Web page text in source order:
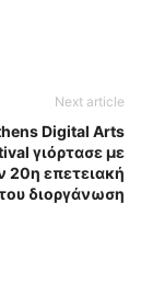
Next article
Digital Arts
γιόρτασε με
20η επετειακή
διοργάνωση